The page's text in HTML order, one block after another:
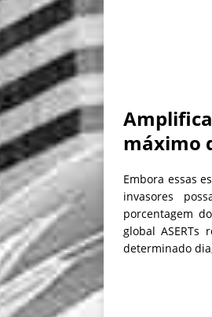
máximo
Embora essas
invasores
porcentagem
global
determinado